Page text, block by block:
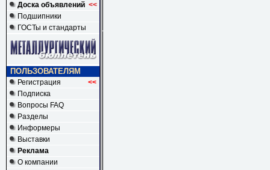
Доска объявлений <<
Подшипники
ГОСТы и стандарты
ПОЛЬЗОВАТЕЛЯМ
Регистрация <<
Подписка
Вопросы FAQ
Разделы
Информеры
Выставки
Реклама
О компании